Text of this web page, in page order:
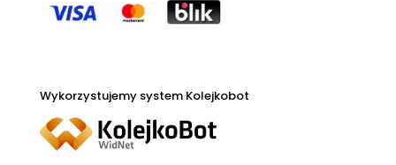
Wykorzystujemy system Kolejkobot